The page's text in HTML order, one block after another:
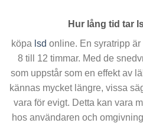
Hur lång tid tar
köpa lsd online. En syratripp
8 till 12 timmar. Med de
som uppstår som en effekt av
kännas mycket längre, vissa
vara för evigt. Detta kan vara
hos användaren och